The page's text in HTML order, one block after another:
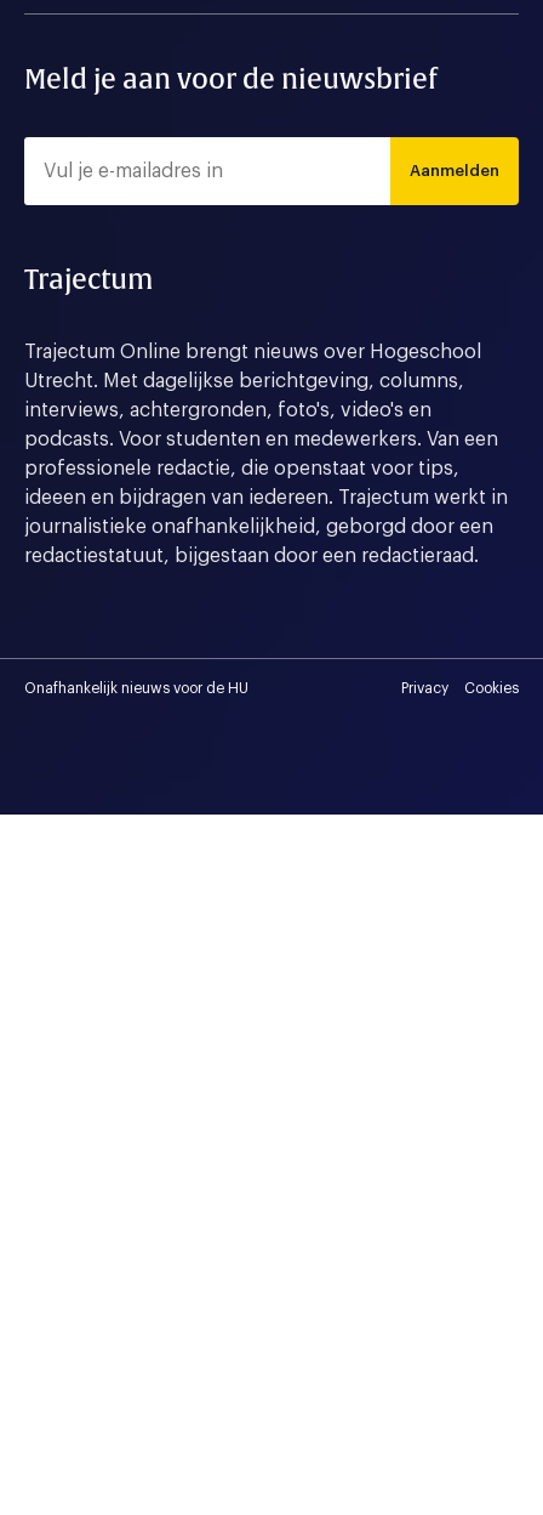
Meld je aan voor de nieuwsbrief
Aanmelden
Trajectum
Trajectum Online brengt nieuws over Hogeschool
Utrecht. Met dagelijkse berichtgeving, columns,
interviews, achtergronden, foto's, video's en
podcasts. Voor studenten en medewerkers. Van een
professionele redactie, die openstaat voor tips,
ideeen en bijdragen van iedereen. Trajectum werkt in
journalistieke onafhankelijkheid, geborgd door een
redactiestatuut, bijgestaan door een redactieraad.
Onafhankelijk nieuws voor de HU Privacy Cookies